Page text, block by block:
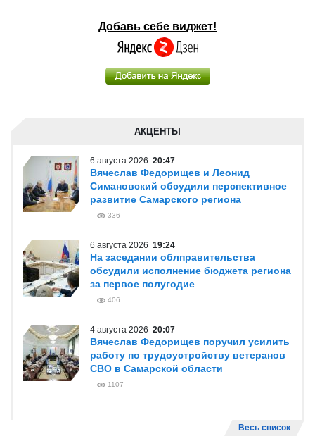
Добавь себе виджет!
АКЦЕНТЫ
6 августа 2026 20:47
Вячеслав Федорищев и Леонид
Симановский обсудили перспективное
развитие Самарского региона
336
6 августа 2026 19:24
На заседании облправительства
обсудили исполнение бюджета региона
за первое полугодие
406
4 августа 2026 20:07
Вячеслав Федорищев поручил усилить
работу по трудоустройству ветеранов
СВО в Самарской области
1107
Весь список